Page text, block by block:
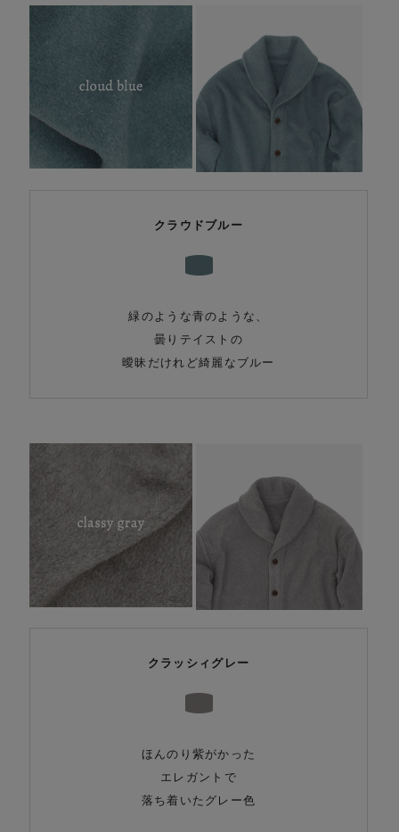
クラウドブルー
緑のような青のような、
曇りテイストの
曖昧だけれど綺麗なブルー
クラッシィグレー
ほんのり紫がかった
エレガントで
落ち着いたグレー色